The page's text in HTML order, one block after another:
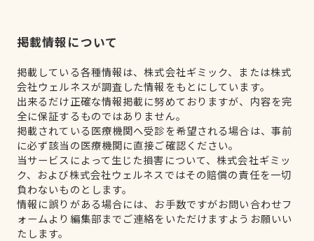
掲載情報について
掲載している各種情報は、株式会社ギミック、または株式
会社ウェルネスが調査した情報をもとにしています。
出来るだけ正確な情報掲載に努めておりますが、内容を完
全に保証するものではありません。
掲載されている医療機関へ受診を希望される場合は、事前
に必ず該当の医療機関に直接ご確認ください。
当サービスによって生じた損害について、株式会社ギミッ
ク、および株式会社ウェルネスではその賠償の責任を一切
負わないものとします。
情報に誤りがある場合には、お手数ですがお問い合わせフ
ォームより編集部までご連絡をいただけますようお願いい
たします。